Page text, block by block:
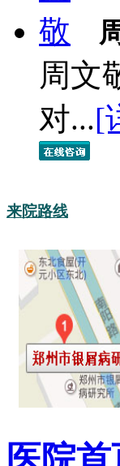
周文
对...[
来院路线